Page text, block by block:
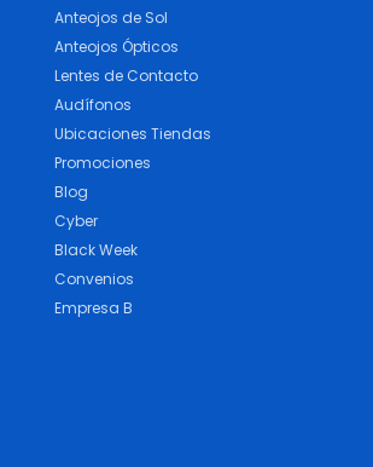
Anteojos de Sol
Anteojos Ópticos
Lentes de Contacto
Audífonos
Ubicaciones Tiendas
Promociones
Blog
Cyber
Black Week
Convenios
Empresa B